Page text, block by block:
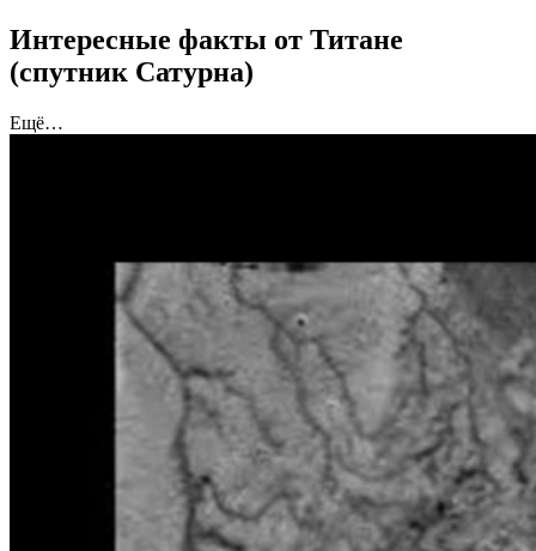
Интересные факты от Титане
(спутник Сатурна)
Ещё…